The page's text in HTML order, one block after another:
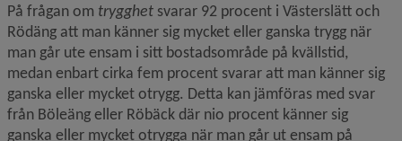
På frågan om trygghet svarar 92 procent i Västerslätt och
Rödäng att man känner sig mycket eller ganska trygg när
man går ute ensam i sitt bostadsområde på kvällstid,
medan enbart cirka fem procent svarar att man känner sig
ganska eller mycket otrygg. Detta kan jämföras med svar
från Böleäng eller Röbäck där nio procent känner sig
ganska eller mycket otrygga när man går ut ensam på